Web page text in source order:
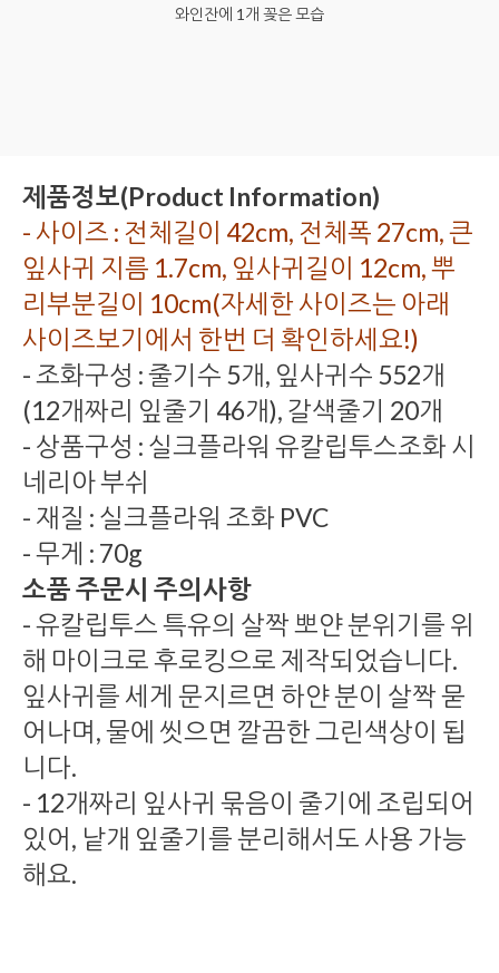
와인잔에 1개 꽂은 모습
제품정보(Product Information)
- 사이즈 : 전체길이 42cm, 전체폭 27cm, 큰
잎사귀 지름 1.7cm, 잎사귀길이 12cm, 뿌
리부분길이 10cm(자세한 사이즈는 아래
사이즈보기에서 한번 더 확인하세요!)
- 조화구성 : 줄기수 5개, 잎사귀수 552개
(12개짜리 잎줄기 46개), 갈색줄기 20개
- 상품구성 : 실크플라워 유칼립투스조화 시
네리아 부쉬
- 재질 : 실크플라워 조화 PVC
- 무게 : 70g
소품 주문시 주의사항
- 유칼립투스 특유의 살짝 뽀얀 분위기를 위
해 마이크로 후로킹으로 제작되었습니다.
잎사귀를 세게 문지르면 하얀 분이 살짝 묻
어나며, 물에 씻으면 깔끔한 그린색상이 됩
니다.
- 12개짜리 잎사귀 묶음이 줄기에 조립되어
있어, 낱개 잎줄기를 분리해서도 사용 가능
해요.